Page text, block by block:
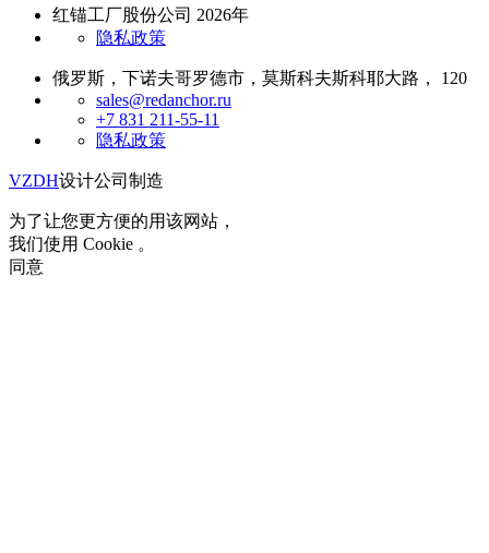
红锚工厂股份公司 2026年
隐私政策
俄罗斯，下诺夫哥罗德市，莫斯科夫斯科耶大路， 120
sales@redanchor.ru
+7 831 211-55-11
隐私政策
VZDH设计公司制造
为了让您更方便的用该网站，
我们使用 Cookie 。
同意